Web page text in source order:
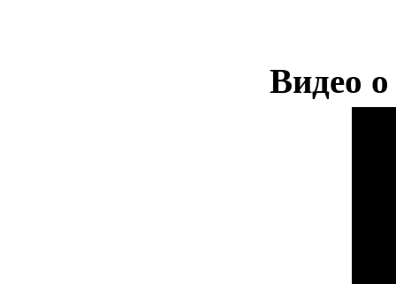
Видео